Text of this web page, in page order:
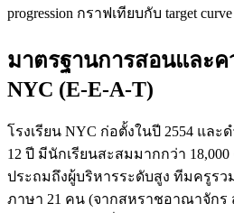
progression กราฟเทียบกับ target curve
มาตรฐานการสอนและค
NYC (E-E-A-T)
โรงเรียน NYC ก่อตั้งในปี 2554 และ
12 ปี มีนักเรียนสะสมมากกว่า
ประถมถึงผู้บริหารระดับสูง ทีมครูรว
ภาษา 21 คน (จากสหราชอาณาจักร